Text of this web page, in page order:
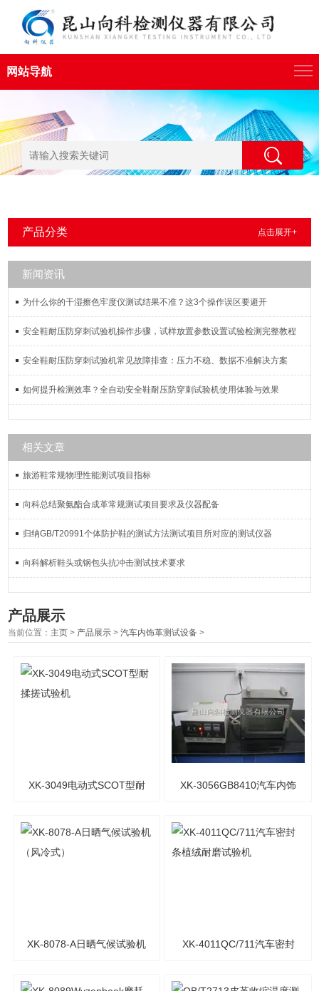
网站导航
产品分类 点击展开+
新闻资讯
为什么你的干湿擦色牢度仪测试结果不准？这3个操作误区要避开
安全鞋耐压防穿刺试验机操作步骤，试样放置参数设置试验检测完整教程
安全鞋耐压防穿刺试验机常见故障排查：压力不稳、数据不准解决方案
如何提升检测效率？全自动安全鞋耐压防穿刺试验机使用体验与效果
相关文章
旅游鞋常规物理性能测试项目指标
向科总结聚氨酯合成革常规测试项目要求及仪器配备
归纳GB/T20991个体防护鞋的测试方法测试项目所对应的测试仪器
向科解析鞋头或钢包头抗冲击测试技术要求
产品展示
当前位置： 主页 > 产品展示 >汽车内饰革测试设备 >
XK-3049电动式SCOT型耐 XK-3056GB8410汽车内饰
XK-8078-A日晒气候试验机 XK-4011QC/711汽车密封